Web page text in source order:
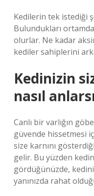
Kedilerin tek istediği
Bulundukları
olurlar. Ne kadar
kediler sahiplerini
Kedinizin
nasıl
Canlı bir varlığın
güvende hissetmesi
size karnını
gelir. Bu yüzden
gördüğünüzde,
yanınızda rahat